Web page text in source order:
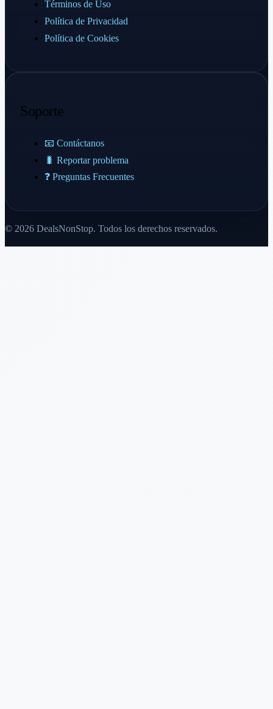
Términos de Uso
Política de Privacidad
Política de Cookies
Soporte
📧 Contáctanos
🐛 Reportar problema
❓ Preguntas Frecuentes
© 2026 DealsNonStop. Todos los derechos reservados.